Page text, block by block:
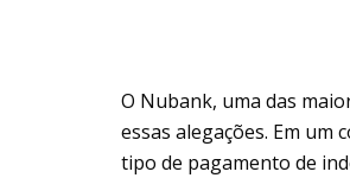
O Nubank, uma das
essas alegações. Em um
tipo de pagamento de